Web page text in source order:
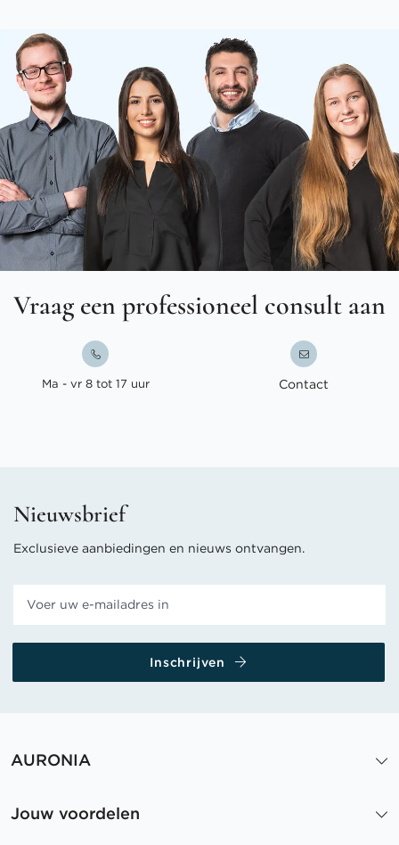
Vraag een professioneel consult aan
Ma - vr 8 tot 17 uur Contact
Nieuwsbrief
Exclusieve aanbiedingen en nieuws ontvangen.
Inschrijven
AURONIA
Jouw voordelen